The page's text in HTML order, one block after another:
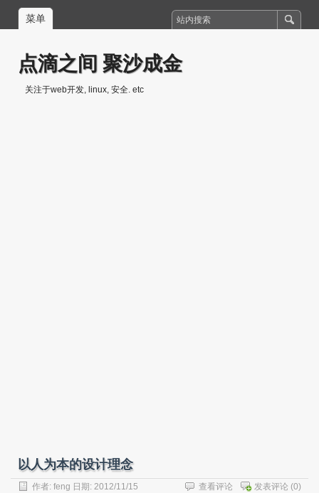
菜单
点滴之间 聚沙成金
关注于web开发, linux, 安全. etc
以人为本的设计理念
作者: feng 日期: 2012/11/15 发表评论 (0)
查看评论